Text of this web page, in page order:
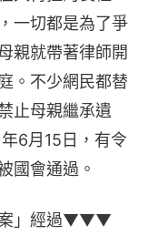
一切都是為了爭
親就帶著律師開
。不少網民都替
止母親繼承遺
6月15日，有令
會通過。
案」經過▼▼▼